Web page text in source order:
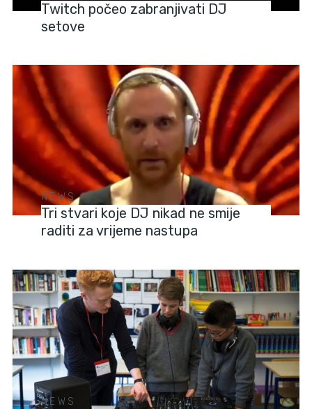
Twitch počeo zabranjivati DJ
setove
NEWS
Tri stvari koje DJ nikad ne smije
raditi za vrijeme nastupa
NEWS